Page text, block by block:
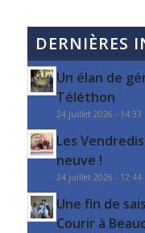
DERNIÈRES
Un élan de
Téléthon
24 juillet 2026 - 14:33
Les
neuve !
24 juillet 2026 - 12:44
Une fin de
Courir à